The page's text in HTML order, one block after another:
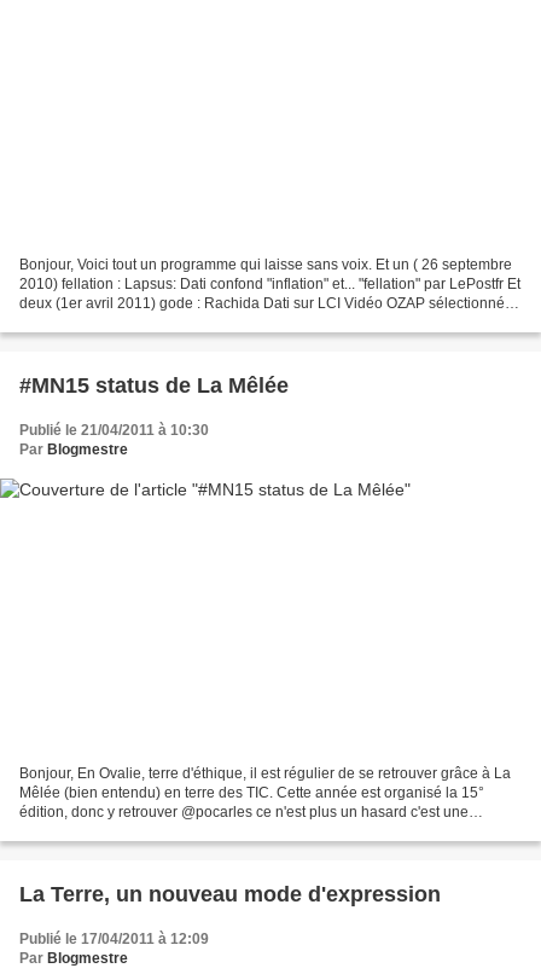
Bonjour, Voici tout un programme qui laisse sans voix. Et un ( 26 septembre
2010) fellation : Lapsus: Dati confond "inflation" et... "fellation" par LePostfr Et
deux (1er avril 2011) gode : Rachida Dati sur LCI Vidéo OZAP sélectionnée
#MN15 status de La Mêlée
Publié le 21/04/2011 à 10:30
Par Blogmestre
Bonjour, En Ovalie, terre d'éthique, il est régulier de se retrouver grâce à La
Mêlée (bien entendu) en terre des TIC. Cette année est organisé la 15°
édition, donc y retrouver @pocarles ce n'est plus un hasard c'est une
La Terre, un nouveau mode d'expression
Publié le 17/04/2011 à 12:09
Par Blogmestre